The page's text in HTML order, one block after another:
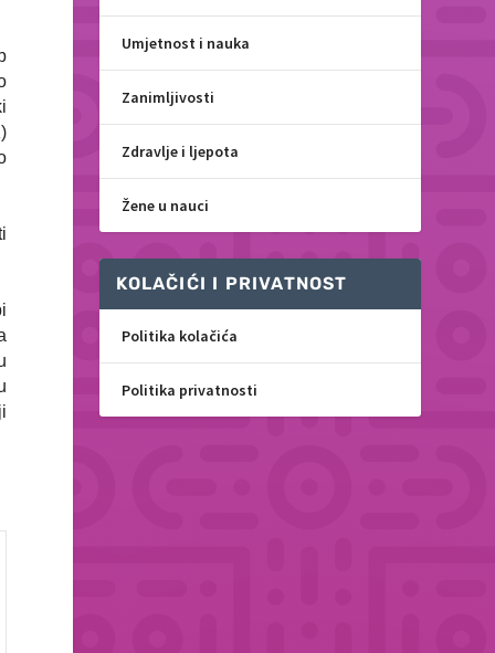
Umjetnost i nauka
Zanimljivosti
Zdravlje i ljepota
Žene u nauci
KOLAČIĆI I PRIVATNOST
Politika kolačića
Politika privatnosti